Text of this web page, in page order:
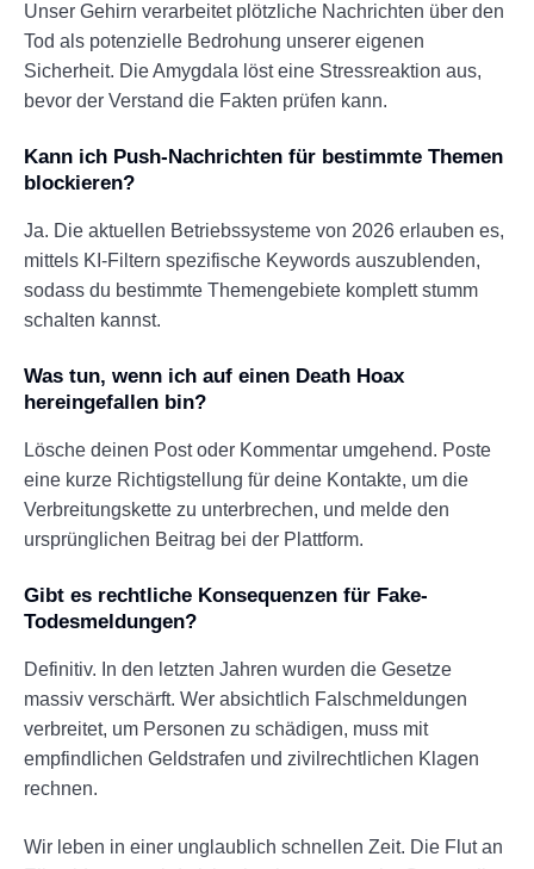
Unser Gehirn verarbeitet plötzliche Nachrichten über den
Tod als potenzielle Bedrohung unserer eigenen
Sicherheit. Die Amygdala löst eine Stressreaktion aus,
bevor der Verstand die Fakten prüfen kann.
Kann ich Push-Nachrichten für bestimmte Themen
blockieren?
Ja. Die aktuellen Betriebssysteme von 2026 erlauben es,
mittels KI-Filtern spezifische Keywords auszublenden,
sodass du bestimmte Themengebiete komplett stumm
schalten kannst.
Was tun, wenn ich auf einen Death Hoax
hereingefallen bin?
Lösche deinen Post oder Kommentar umgehend. Poste
eine kurze Richtigstellung für deine Kontakte, um die
Verbreitungskette zu unterbrechen, und melde den
ursprünglichen Beitrag bei der Plattform.
Gibt es rechtliche Konsequenzen für Fake-
Todesmeldungen?
Definitiv. In den letzten Jahren wurden die Gesetze
massiv verschärft. Wer absichtlich Falschmeldungen
verbreitet, um Personen zu schädigen, muss mit
empfindlichen Geldstrafen und zivilrechtlichen Klagen
rechnen.
Wir leben in einer unglaublich schnellen Zeit. Die Flut an